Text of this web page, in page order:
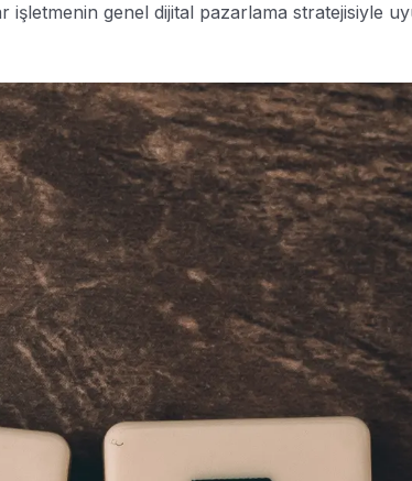
genel dijital pazarlama stratejisiyle